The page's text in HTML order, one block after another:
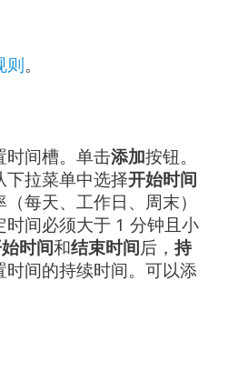
则。
时间槽。单击添加按钮。
下拉菜单中选择开始时间
每天、工作日、周末）
间必须大于 1 分钟且小
时间和结束时间后， 持
时间的持续时间。可以添